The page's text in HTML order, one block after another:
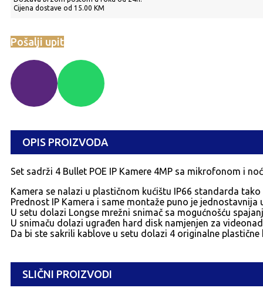
Cijena dostave od 15.00 KM
Pošalji upit
OPIS PROIZVODA
Set sadrži 4 Bullet POE IP Kamere 4MP sa mikrofonom i
Kamera se nalazi u plastičnom kućištu IP66 standarda
Prednost IP Kamera i same montaže puno je jednostavnija
U setu dolazi Longse mrežni snimač sa mogućnošću
U snimaču dolazi ugrađen hard disk namjenjen za
Da bi ste sakrili kablove u setu dolazi 4 originalne plastične
SLIČNI PROIZVODI